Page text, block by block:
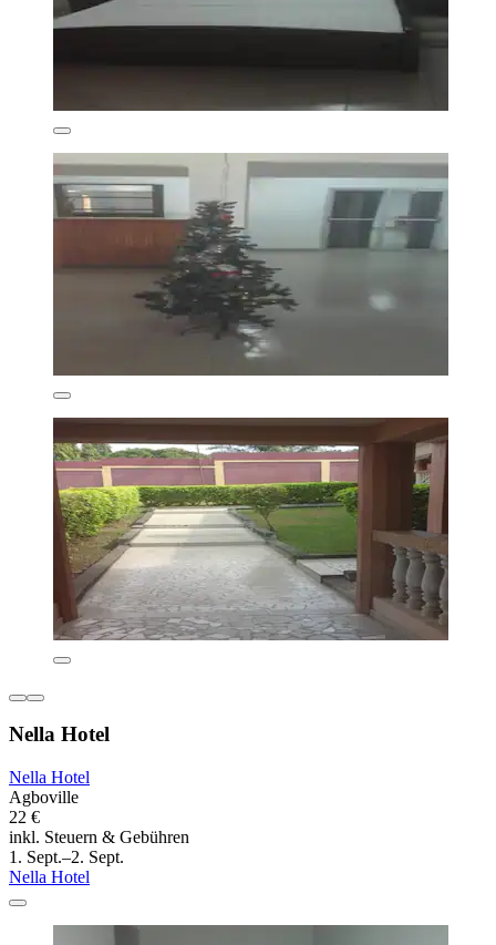
Nella Hotel
Nella Hotel
Agboville
22 €
inkl. Steuern & Gebühren
1. Sept.–2. Sept.
Nella Hotel